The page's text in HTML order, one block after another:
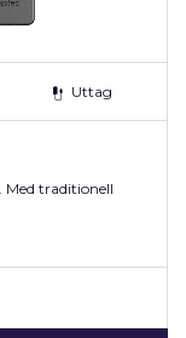
Uttag
Med traditionell